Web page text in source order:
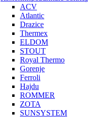
ACV
Atlantic
Drazice
Thermex
ELDOM
STOUT
Royal Thermo
Gorenje
Ferroli
Hajdu
ROMMER
ZOTA
SUNSYSTEM